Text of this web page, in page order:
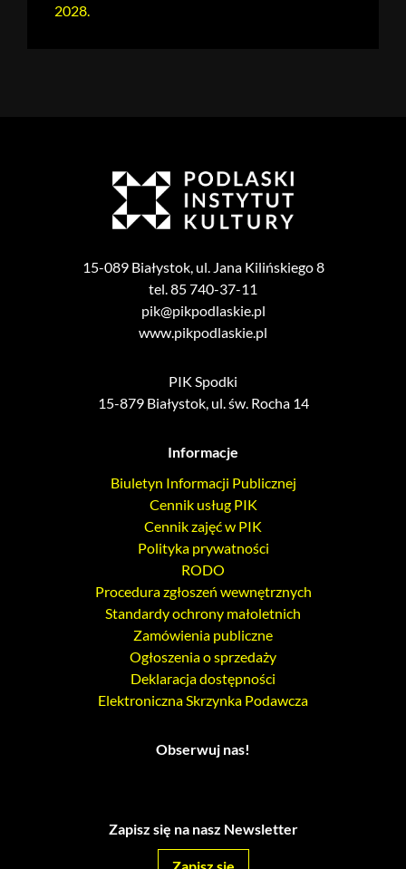
2028.
15-089 Białystok, ul. Jana Kilińskiego 8
tel. 85 740-37-11
pik@pikpodlaskie.pl
www.pikpodlaskie.pl
PIK Spodki
15-879 Białystok, ul. św. Rocha 14
Informacje
Biuletyn Informacji Publicznej
Cennik usług PIK
Cennik zajęć w PIK
Polityka prywatności
RODO
Procedura zgłoszeń wewnętrznych
Standardy ochrony małoletnich
Zamówienia publiczne
Ogłoszenia o sprzedaży
Deklaracja dostępności
Elektroniczna Skrzynka Podawcza
Obserwuj nas!
Zapisz się na nasz Newsletter